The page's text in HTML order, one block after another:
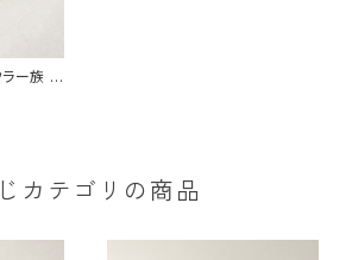
ー族 ビ
幅 内
カテゴリの商品